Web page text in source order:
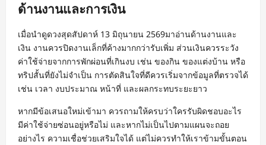
ด้านงานและการเงิน
เมื่อนำดูดวงสุดสัปดาห์ 13 มิถุนายน 2569มาอ่านด้านงานและ
เงิน งานควรปิดงานเล็กที่ค้างมากกว่ารับเพิ่ม ส่วนเงินควรระวัง
ค่าใช้จ่ายจากการพักผ่อนที่เกินงบ เช่น ของกิน ของแต่งบ้าน หรือ
ทริปสั้นที่ยังไม่จำเป็น การตัดสินใจที่ดีควรเริ่มจากข้อมูลที่ตรวจได้
เช่น เวลา งบประมาณ หน้าที่ และผลกระทบระยะยาว
หากมีข้อเสนอใหม่เข้ามา ควรถามให้ครบว่าใครรับผิดชอบอะไร
มีค่าใช้จ่ายซ่อนอยู่หรือไม่ และหากไม่เป็นไปตามแผนจะถอย
อย่างไร ความเชื่อช่วยเสริมใจได้ แต่ไม่ควรทำให้เราข้ามขั้นตอน